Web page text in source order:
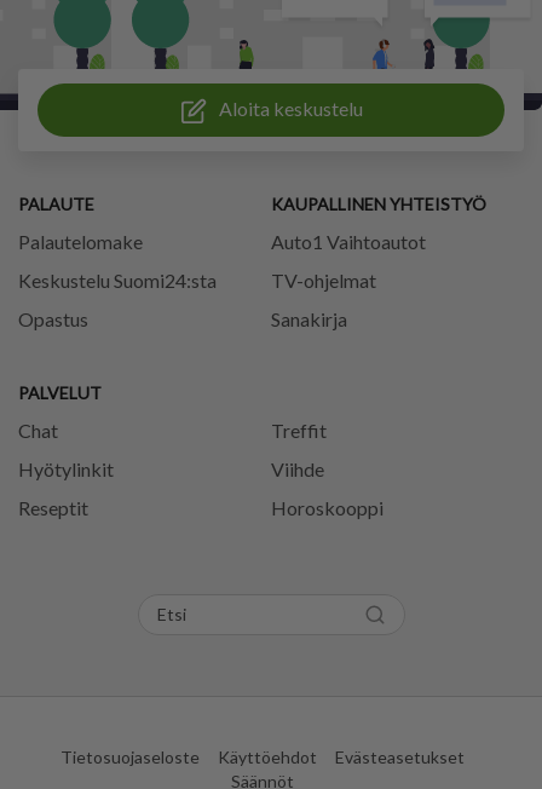
Aloita keskustelu
PALAUTE
Palautelomake
Keskustelu Suomi24:sta
Opastus
PALVELUT
Chat
Treffit
Hyötylinkit
Viihde
Reseptit
Horoskooppi
KAUPALLINEN YHTEISTYÖ
Auto1 Vaihtoautot
TV-ohjelmat
Sanakirja
Tietosuojaseloste Käyttöehdot
Evästeasetukset
Säännöt